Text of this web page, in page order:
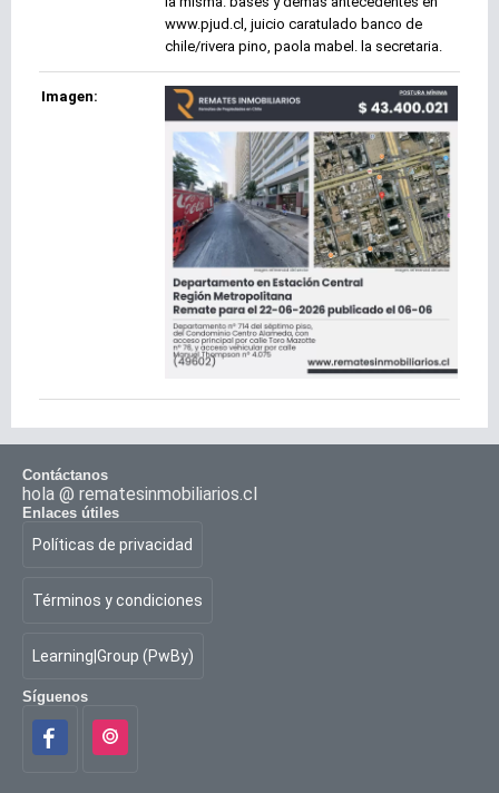
www.pjud.cl, juicio caratulado banco de
chile/rivera pino, paola mabel. la secretaria.
Imagen:
Contáctanos
hola @ rematesinmobiliarios.cl
Enlaces útiles
Políticas de privacidad
Términos y condiciones
Learning|Group (PwBy)
Síguenos